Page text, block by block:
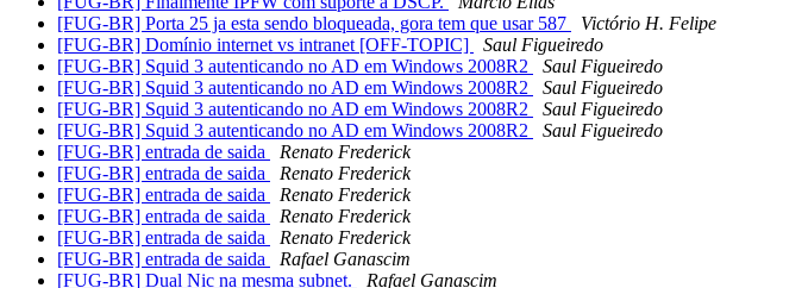
[FUG-BR] Porta 25 ja esta sendo bloqueada, gora tem que usar 587
Victório H. Felipe
[FUG-BR] Domínio internet vs intranet [OFF-TOPIC]
Saul Figueiredo
[FUG-BR] Squid 3 autenticando no AD em Windows 2008R2
Saul Figueiredo
[FUG-BR] Squid 3 autenticando no AD em Windows 2008R2
Saul Figueiredo
[FUG-BR] Squid 3 autenticando no AD em Windows 2008R2
Saul Figueiredo
[FUG-BR] Squid 3 autenticando no AD em Windows 2008R2
Saul Figueiredo
[FUG-BR] entrada de saida
Renato Frederick
[FUG-BR] entrada de saida
Renato Frederick
[FUG-BR] entrada de saida
Renato Frederick
[FUG-BR] entrada de saida
Renato Frederick
[FUG-BR] entrada de saida
Renato Frederick
[FUG-BR] entrada de saida
Rafael Ganascim
[FUG-BR] Dual Nic na mesma subnet.
Rafael Ganascim